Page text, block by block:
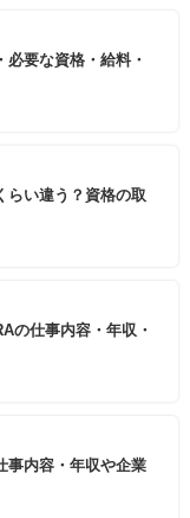
要な資格・給料・
らい違う？資格の取
の仕事内容・年収・
事内容・年収や企業